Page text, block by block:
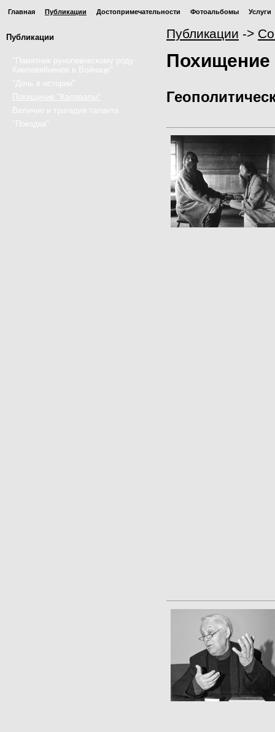
Главная Публикации Достопримечательности Фотоальбомы Услуги
Публикации
"Памятник рунопевческому роду
Киелевяйненов в Войнице"
"День в истории"
Похищение "Калевалы"
Величие и трагедия таланта
"Поездка"
Публикации ->